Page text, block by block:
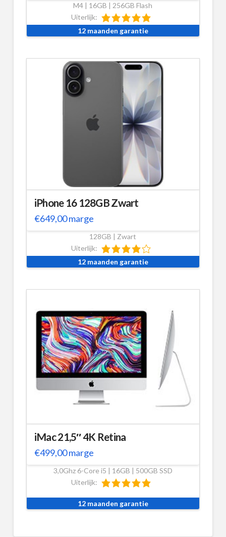
M4 | 16GB | 256GB Flash
Uiterlijk:
12 maanden garantie
iPhone 16 128GB Zwart
€649,00marge
128GB | Zwart
Uiterlijk:
12 maanden garantie
iMac 21,5″ 4K Retina
€499,00marge
3,0Ghz 6-Core i5 | 16GB | 500GB SSD
Uiterlijk:
12 maanden garantie